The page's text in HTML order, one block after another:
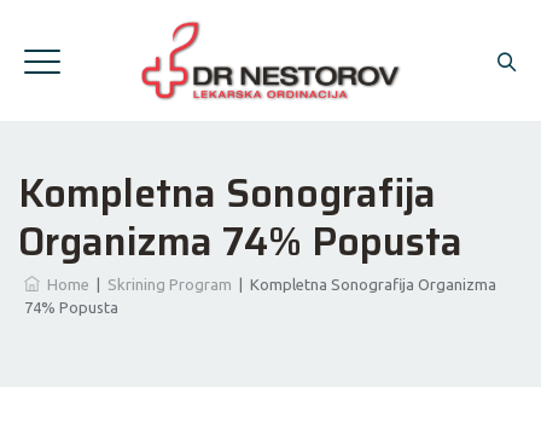
Kompletna Sonografija
Organizma 74% Popusta
Home Skrining Program
Kompletna Sonografija Organizma
74% Popusta